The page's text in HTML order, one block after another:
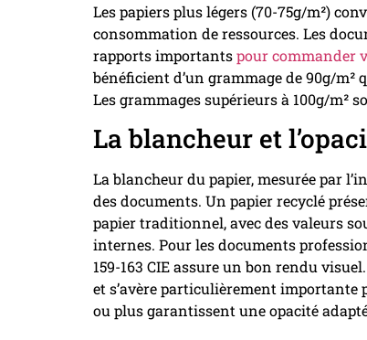
Les papiers plus légers (70-75g/m²)
consommation de ressources. Les
rapports importantspour commander
bénéficient d’un grammage de 90g/
Les grammages supérieurs à 100g/m²
La blancheur et
La blancheur du papier, mesurée par
des documents. Un papier recyclé
papier traditionnel, avec des valeurs
internes. Pour les documents
159-163 CIE assure un bon rendu
et s’avère particulièrement importante
ou plus garantissent une opacité